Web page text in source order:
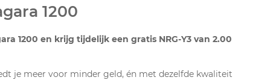
1200
1200 en krijg tijdelijk een gratis NRG-Y3 van 2.00
je meer voor minder geld, én met dezelfde kwaliteit